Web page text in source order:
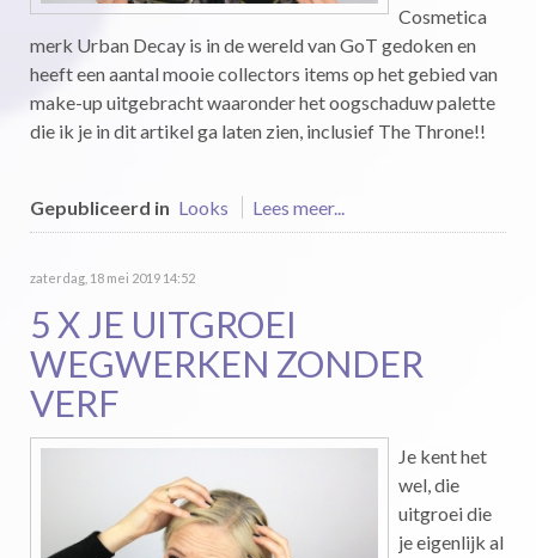
Cosmetica
merk Urban Decay is in de wereld van GoT gedoken en
heeft een aantal mooie collectors items op het gebied van
make-up uitgebracht waaronder het oogschaduw palette
die ik je in dit artikel ga laten zien, inclusief The Throne!!
Gepubliceerd in Looks Lees meer...
zaterdag, 18 mei 2019 14:52
5 X JE UITGROEI
WEGWERKEN ZONDER
VERF
Je kent het
wel, die
uitgroei die
je eigenlijk al